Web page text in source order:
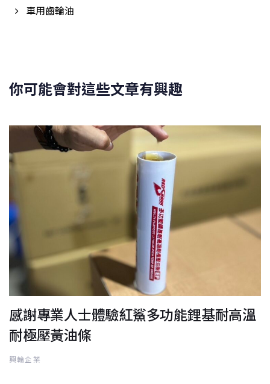
車用齒輪油
你可能會對這些文章有興趣
感謝專業人士體驗紅鯊多功能鋰基耐高溫
耐極壓黃油條
興輪企業